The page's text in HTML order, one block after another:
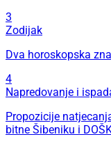
3
Zodijak
Dva horoskopska
4
Napredovanje i
Propozicije
bitne Šibeniku i